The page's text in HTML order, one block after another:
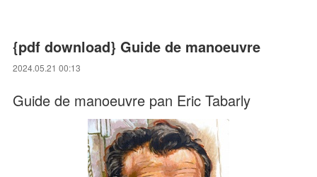
{pdf download} Guide de manoeuvre
2024.05.21 00:13
Guide de manoeuvre pan Eric Tabarly